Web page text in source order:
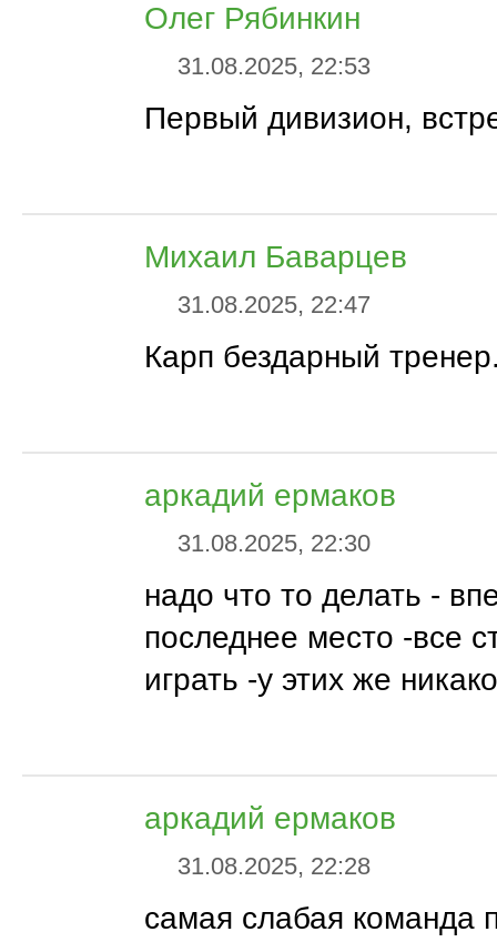
Олег Рябинкин
31.08.2025, 22:53
Первый дивизион,
Михаил Баварцев
31.08.2025, 22:47
Карп бездарный
аркадий ермаков
31.08.2025, 22:30
надо что то делать -
последнее место -все
играть -у этих же
аркадий ермаков
31.08.2025, 22:28
самая слабая команда